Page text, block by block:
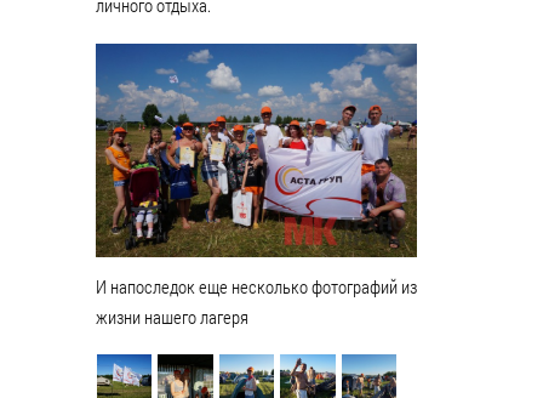
И напоследок еще несколько фотографий из
жизни нашего лагеря